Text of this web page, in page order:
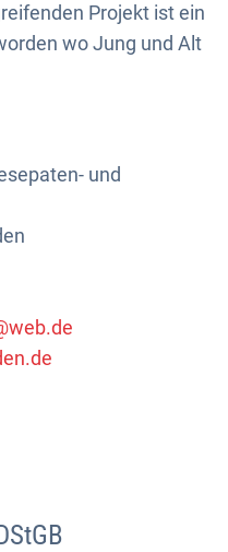
Projekt ist ein
wo Jung und Alt
und